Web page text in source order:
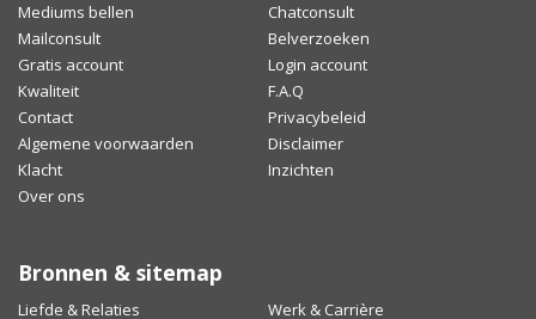
Mediums bellen
Chatconsult
Mailconsult
Belverzoeken
Gratis account
Login account
Kwaliteit
F.A.Q
Contact
Privacybeleid
Algemene voorwaarden
Disclaimer
Klacht
Inzichten
Over ons
Bronnen & sitemap
Liefde & Relaties Werk & Carrière